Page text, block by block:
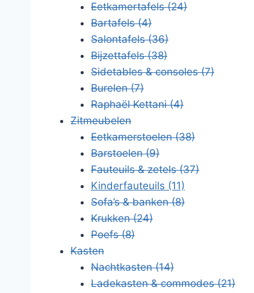
Eetkamertafels(24)
Bartafels(4)
Salontafels(36)
Bijzettafels(38)
Sidetables & consoles(7)
Burelen(7)
Raphaël Kettani(4)
Zitmeubelen
Eetkamerstoelen(38)
Barstoelen(9)
Fauteuils & zetels(37)
Kinderfauteuils (11)
Sofa’s & banken(8)
Krukken(24)
Poefs(8)
Kasten
Nachtkasten(14)
Ladekasten & commodes(21)